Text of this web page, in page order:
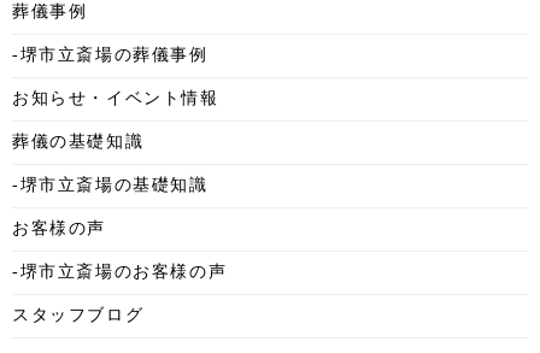
葬儀事例
-堺市立斎場の葬儀事例
お知らせ・イベント情報
葬儀の基礎知識
-堺市立斎場の基礎知識
お客様の声
-堺市立斎場のお客様の声
スタッフブログ